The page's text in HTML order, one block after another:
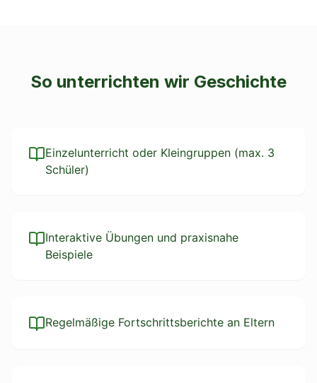
So unterrichten wir Geschichte
Einzelunterricht oder Kleingruppen (max. 3
Schüler)
Interaktive Übungen und praxisnahe
Beispiele
Regelmäßige Fortschrittsberichte an Eltern